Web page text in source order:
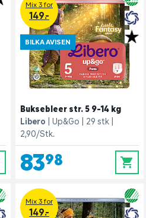
Mix 3 for
149.-
BILKA AVISEN
Buksebleer str. 5 9-14 kg
Libero
Up&Go
29 stk
2,90/Stk.
83,98 0
Mix 3 for
149.-